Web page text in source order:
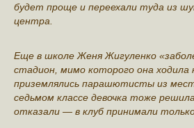
будет проще и переехали туда из
центра.
Еще в школе Женя Жигуленко
стадион, мимо которого она ходила
приземлялись парашютисты из
седьмом классе девочка тоже
отказали — в клуб принимали только